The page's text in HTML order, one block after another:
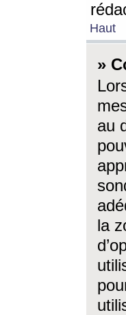
Haut
»
au
la